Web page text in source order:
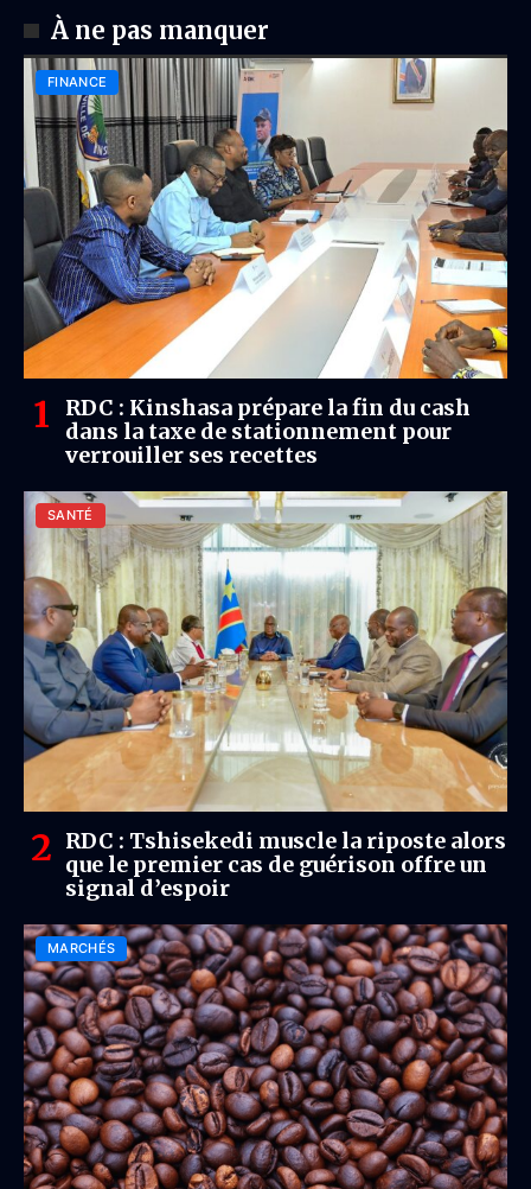
À ne pas manquer
FINANCE
RDC : Kinshasa prépare la fin du cash
dans la taxe de stationnement pour
verrouiller ses recettes
SANTÉ
RDC : Tshisekedi muscle la riposte alors
que le premier cas de guérison offre un
signal d’espoir
MARCHÉS